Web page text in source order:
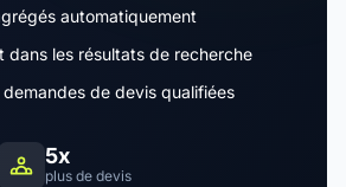
automatiquement
dans les résultats de recherche
de devis qualifiées
5x
plus de devis